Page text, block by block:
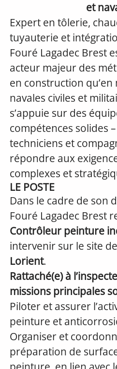
et
Expert en tôlerie,
tuyauterie et
Fouré Lagadec Brest
acteur majeur des
en construction
navales civiles et
s’appuie sur des
compétences solides
techniciens et
répondre aux
complexes et
LE POSTE
Dans le cadre de son
Fouré Lagadec Brest
Contrôleur peinture
intervenir sur le site de
Lorient.
Rattaché(e) à
missions principales
Piloter et assurer
peinture et
Organiser et
préparation de